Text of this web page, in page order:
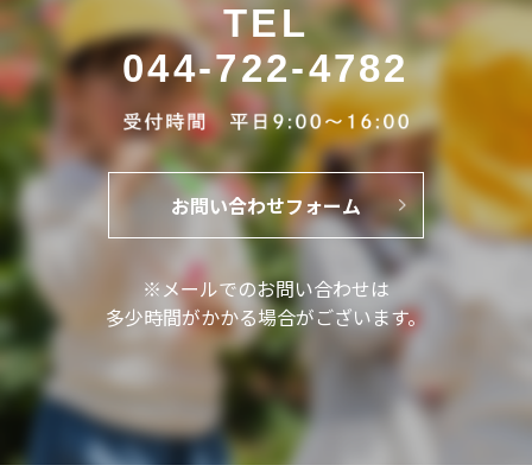
TEL
044-722-4782
お問い合わせフォーム
※メールでのお問い合わせは
多少時間がかかる場合がございます。